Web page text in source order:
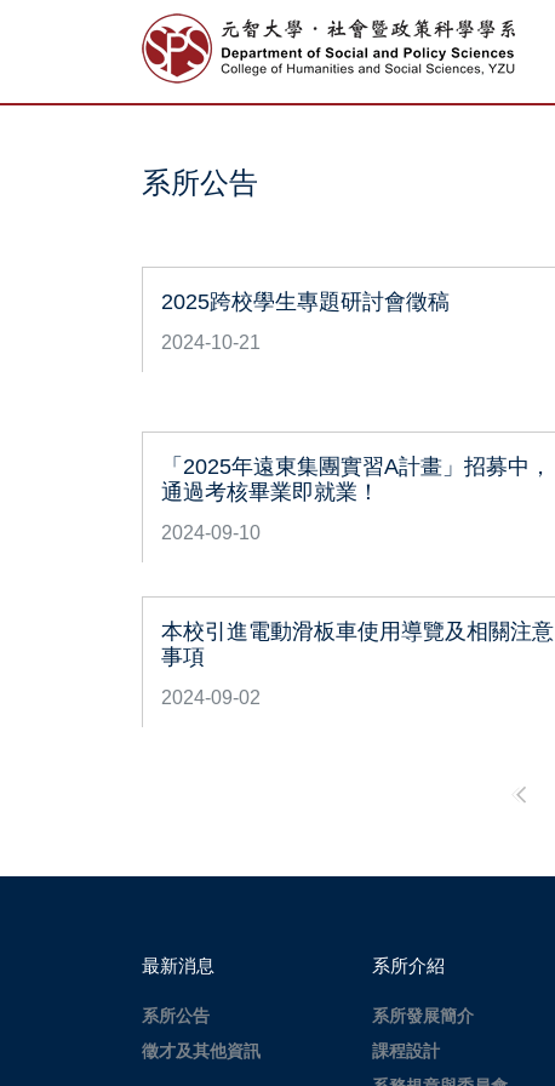
系所公告
2025跨校學生專題研討會徵稿
2024-10-21
「2025年遠東集團實習A計畫」招募中，
通過考核畢業即就業！
2024-09-10
本校引進電動滑板車使用導覽及相關注意
事項
2024-09-02
最新消息
系所公告
徵才及其他資訊
系所介紹
系所發展簡介
課程設計